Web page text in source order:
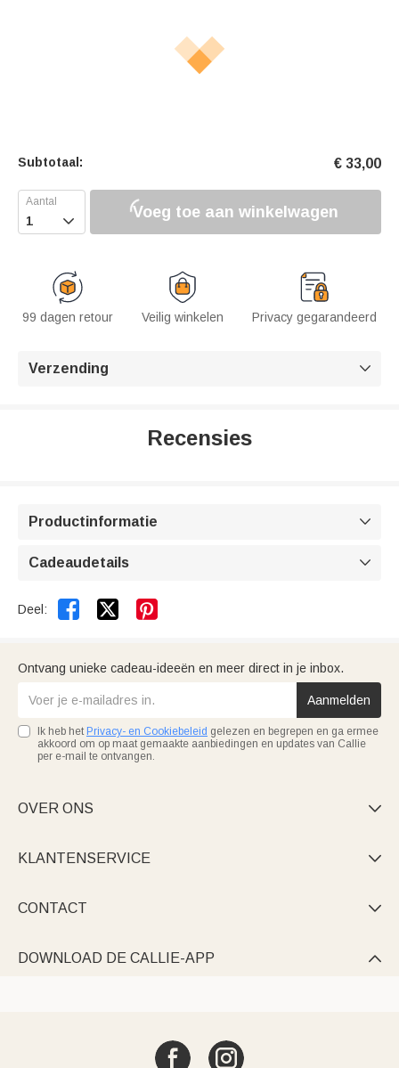
Subtotaal: € 33,00
 Voeg toe aan winkelwagen
99 dagen retour Veilig winkelen Privacy gegarandeerd
Verzending 
Recensies
Productinformatie 
Cadeaudetails 
Deel:  
Ontvang unieke cadeau-ideeën en meer direct in je inbox.
Aanmelden
Ik heb het Privacy- en Cookiebeleid gelezen en begrepen en ga ermee
akkoord om op maat gemaakte aanbiedingen en updates van Callie
per e-mail te ontvangen.
OVER ONS 
KLANTENSERVICE 
CONTACT 
DOWNLOAD DE CALLIE-APP 